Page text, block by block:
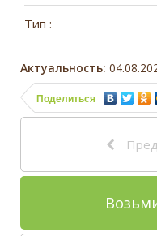
Тип :
Актуальность:
Поделиться